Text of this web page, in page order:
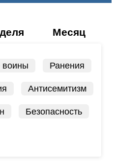
Месяц
Ранения
Антисемитизм
Безопасность